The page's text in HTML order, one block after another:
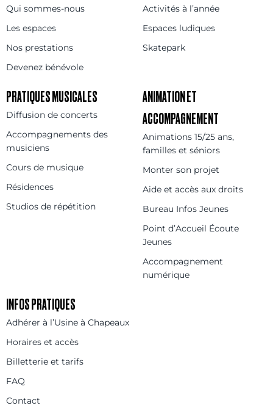
Qui sommes-nous
Les espaces
Nos prestations
Devenez bénévole
Activités à l’année
Espaces ludiques
Skatepark
PRATIQUES MUSICALES
Diffusion de concerts
Accompagnements des
musiciens
Cours de musique
Résidences
Studios de répétition
ANIMATION ET
ACCOMPAGNEMENT
Animations 15/25 ans,
familles et séniors
Monter son projet
Aide et accès aux droits
Bureau Infos Jeunes
Point d’Accueil Écoute
Jeunes
Accompagnement
numérique
INFOS PRATIQUES
Adhérer à l’Usine à Chapeaux
Horaires et accès
Billetterie et tarifs
FAQ
Contact